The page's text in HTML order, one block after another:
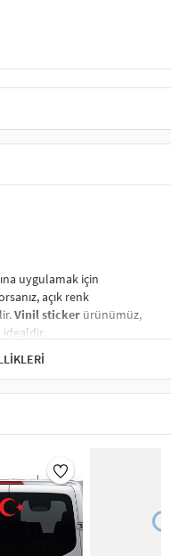
uygulamak için
açık renk
Vinil sticker ürünümüz,
idealdir.
bir tabakadan kesilmektedir.
kolayca uygulanabilir.
suya ve nemlere karşı
esnasında hiçbir zorluk
bandı çıkarın ve
Vinil çıkartmalar